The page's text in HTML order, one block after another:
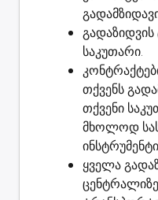
საკუთარი.
თქვენს
თქვენი
მხოლოდ
ყველა